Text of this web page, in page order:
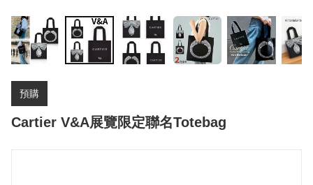
預購
Cartier V&A展覽限定聯名Totebag